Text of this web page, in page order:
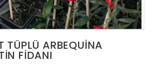
TÜPLÜ ARBEQUINA
FIDANI